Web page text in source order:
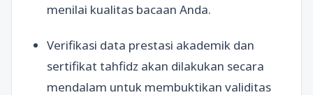
menilai kualitas bacaan Anda.
Verifikasi data prestasi akademik dan
sertifikat tahfidz akan dilakukan secara
mendalam untuk membuktikan validitas